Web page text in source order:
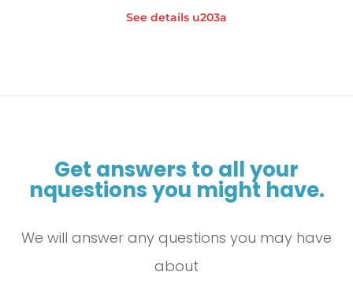
See details u203a
Get answers to all your
nquestions you might have.
We will answer any questions you may have
about